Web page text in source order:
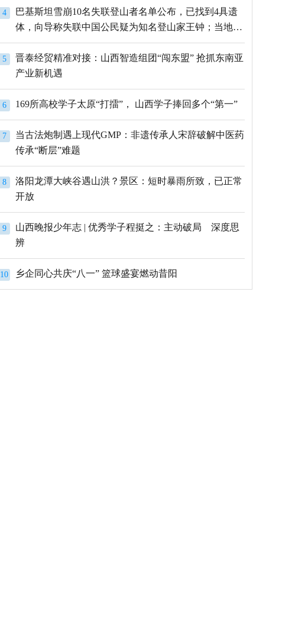
4
巴基斯坦雪崩10名失联登山者名单公布，已找到4具遗
体，向导称失联中国公民疑为知名登山家王钟；当地官
员：已定位到3个追踪器
5
晋泰经贸精准对接：山西智造组团“闯东盟” 抢抓东南亚
产业新机遇
6 169所高校学子太原“打擂”， 山西学子捧回多个“第一”
7
当古法炮制遇上现代GMP：非遗传承人宋辞破解中医药
传承“断层”难题
8
洛阳龙潭大峡谷遇山洪？景区：短时暴雨所致，已正常
开放
9
山西晚报少年志 | 优秀学子程挺之：主动破局 深度思
辨
10 乡企同心共庆“八一” 篮球盛宴燃动昔阳